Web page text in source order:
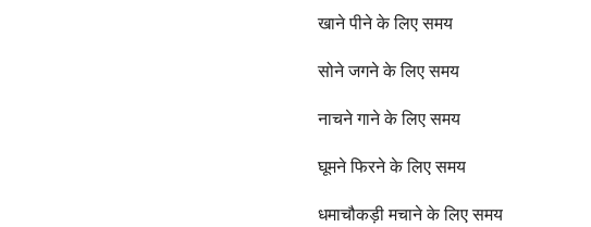
खाने पीने के लिए समय
सोने जगने के लिए समय
नाचने गाने के लिए समय
घूमने फिरने के लिए समय
धमाचौकड़ी मचाने के लिए समय